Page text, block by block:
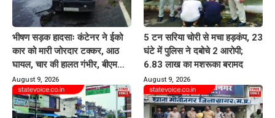
भीषण सड़क हादसाः कंटेनर ने ईको
कार को मारी जोरदार टक्कर, आठ
घायल, चार की हालत गंभीर, बीएमसी
रेफर
August 9, 2026
5 टन सरिया चोरी से मचा हड़कंप, 23
घंटे में पुलिस ने दबोचे 2 आरोपी;
6.83 लाख का मशरूका बरामद
August 9, 2026